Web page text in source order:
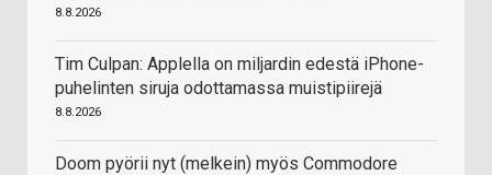
8.8.2026
Tim Culpan: Applella on miljardin edestä iPhone-
puhelinten siruja odottamassa muistipiirejä
8.8.2026
Doom pyörii nyt (melkein) myös Commodore